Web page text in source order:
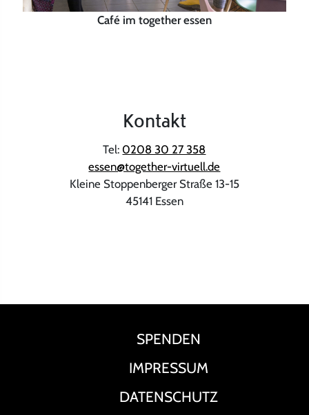
Café im together essen
Kontakt
Tel: 0208 30 27 358
essen@together-virtuell.de
Kleine Stoppenberger Straße 13-15
45141 Essen
SPENDEN
IMPRESSUM
DATENSCHUTZ